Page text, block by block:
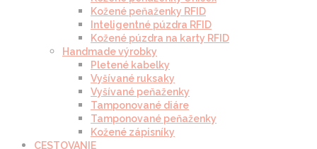
Kožené peňaženky RFID
Inteligentné púzdra RFID
Kožené púzdra na karty RFID
Handmade výrobky
Pletené kabelky
Vyšívané ruksaky
Vyšívané peňaženky
Tamponované diáre
Tamponované peňaženky
Kožené zápisníky
CESTOVANIE